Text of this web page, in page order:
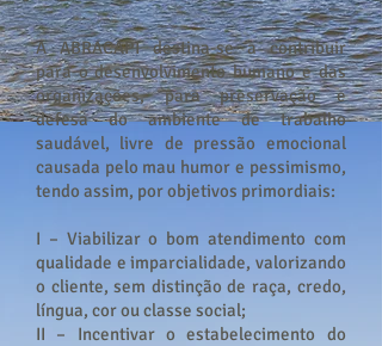
A ABRACAPI destina-se a contribuir
para o desenvolvimento humano e das
organizações, para preservação e
defesa do ambiente de trabalho
saudável, livre de pressão emocional
causada pelo mau humor e pessimismo,
tendo assim, por objetivos primordiais:
I – Viabilizar o bom atendimento com
qualidade e imparcialidade, valorizando
o cliente, sem distinção de raça, credo,
língua, cor ou classe social;
II – Incentivar o estabelecimento do